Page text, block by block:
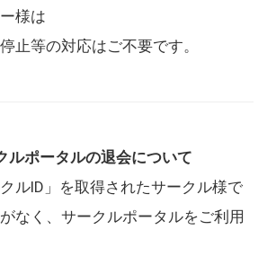
様は
止等の対応はご不要です。
ルポータルの退会について
ルID」を取得されたサークル様で
なく、サークルポータルをご利用